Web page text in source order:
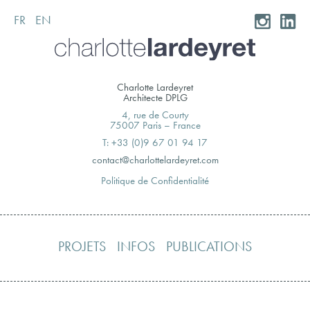
Skip
to
FR EN
Charlotte Lardeyret
Architecte DPLG
4, rue de Courty
75007 Paris – France
T: +33 (0)9 67 01 94 17
moc.teryedralettolrahc@tcatnoc
Politique de Confidentialité
PROJETS INFOS PUBLICATIONS